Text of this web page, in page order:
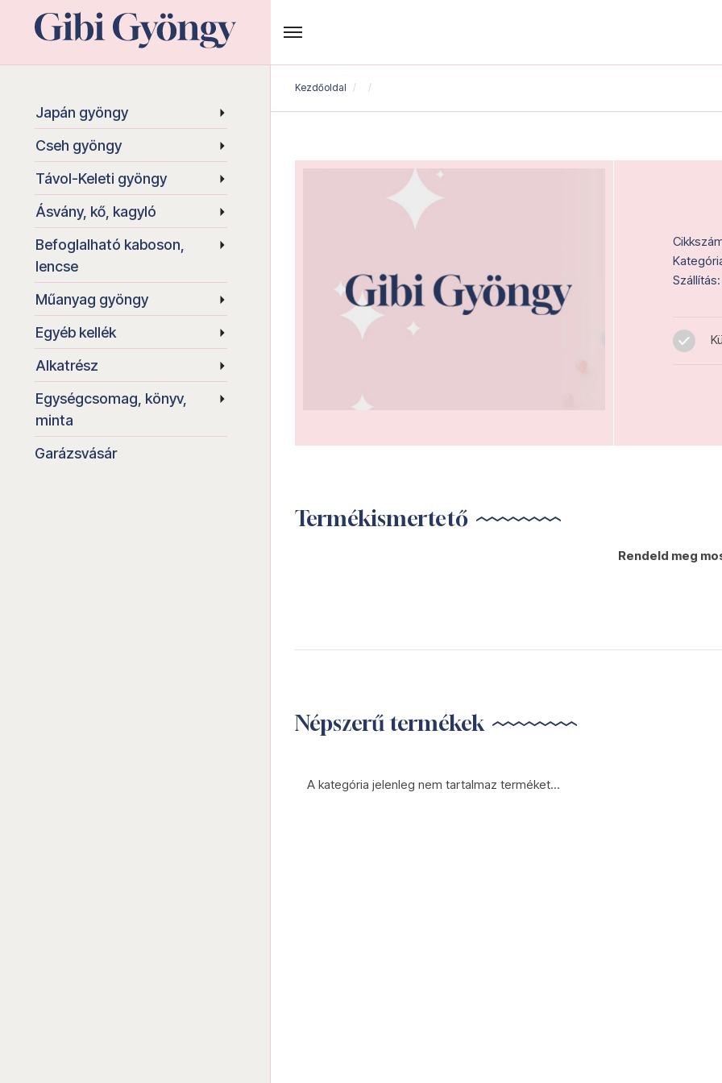
Japán gyöngy
Cseh gyöngy
Távol-Keleti gyöngy
Ásvány, kő, kagyló
Befoglalható kaboson,
lencse
Műanyag gyöngy
Egyéb kellék
Alkatrész
Egységcsomag, könyv,
minta
Garázsvásár
Kezdőoldal
Szállítás:
Termékismertető
Rendeld meg
Népszerű termékek
A kategória jelenleg nem tartalmaz terméket...